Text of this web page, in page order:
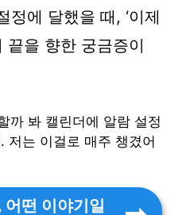
정에 달했을 때, ‘이제
끝을 향한 궁금증이
까 봐 캘린더에 알람 설정
저는 이걸로 매주 챙겼어
어떤 이야기일